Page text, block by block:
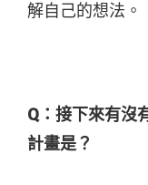
解自己的想法。
Q：接下來有沒
計畫是？